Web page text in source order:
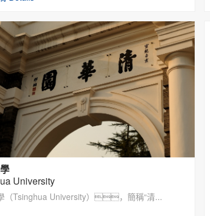
University
（Tsinghua University），簡稱“清...